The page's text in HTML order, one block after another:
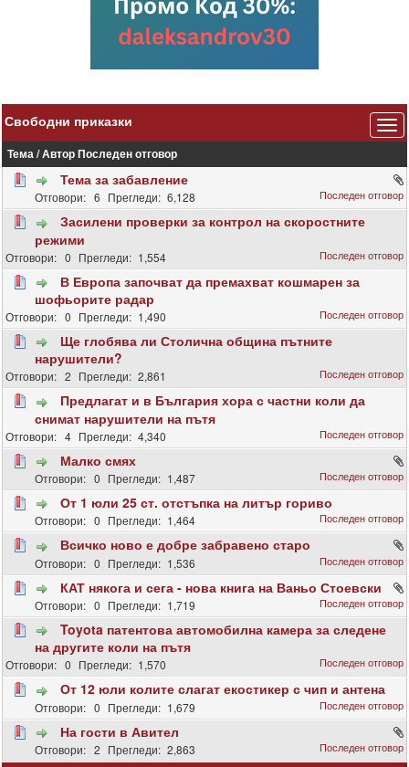
Свободни приказки
Тема/АвторПоследен отговор
Тема за забавление
6 6,128
Засилени проверки за контрол на скоростните
режими
0 1,554
В Европа започват да премахват кошмарен за
шофьорите радар
0 1,490
Ще глобява ли Столична община пътните
нарушители?
2 2,861
Предлагат и в България хора с частни коли да
снимат нарушители на пътя
4 4,340
Малко смях
0 1,487
От 1 юли 25 ст. отстъпка на литър гориво
0 1,464
Всичко ново е добре забравено старо
0 1,536
КАТ някога и сега - нова книга на Ваньо Стоевски
0 1,719
Toyota патентова автомобилна камера за следене
на другите коли на пътя
0 1,570
От 12 юли колите слагат екостикер с чип и антена
0 1,679
На гости в Авител
2 2,863